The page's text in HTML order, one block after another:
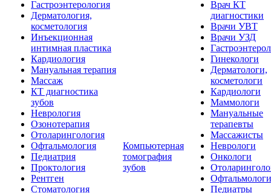
Гастроэнтерология
Дерматология,
косметология
Инъекционная
интимная пластика
Кардиология
Мануальная терапия
Массаж
КТ диагностика
зубов
Неврология
Озонотерапия
Отоларингология
Офтальмология
Педиатрия
Проктология
Рентген
Стоматология
Компьютерная
томография
зубов
Врач КТ
диагностики
Врачи УВТ
Врачи УЗД
Гинекологи
Дерматологи,
косметологи
Кардиологи
Маммологи
Мануальные
терапевты
Массажисты
Неврологи
Онкологи
Офтальмологи
Педиатры